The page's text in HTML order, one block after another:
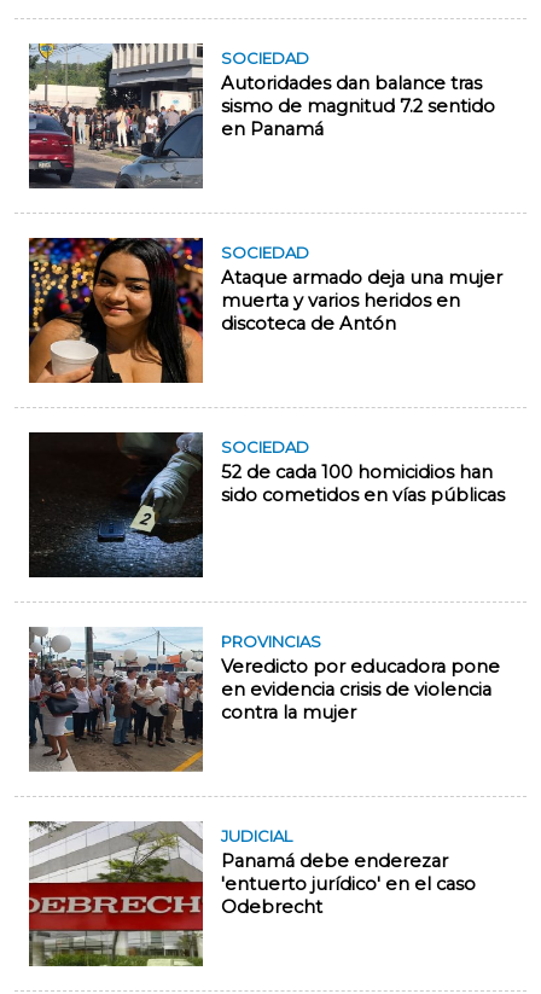
SOCIEDAD
Autoridades dan balance tras
sismo de magnitud 7.2 sentido
en Panamá
SOCIEDAD
Ataque armado deja una mujer
muerta y varios heridos en
discoteca de Antón
SOCIEDAD
52 de cada 100 homicidios han
sido cometidos en vías públicas
PROVINCIAS
Veredicto por educadora pone
en evidencia crisis de violencia
contra la mujer
JUDICIAL
Panamá debe enderezar
'entuerto jurídico' en el caso
Odebrecht